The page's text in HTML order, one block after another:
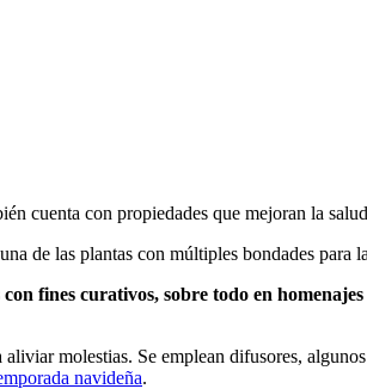
cuenta con propiedades que mejoran la
de las plantas con múltiples bondades para
fines curativos, sobre todo en homenajes
molestias. Se emplean difusores,
navideña.